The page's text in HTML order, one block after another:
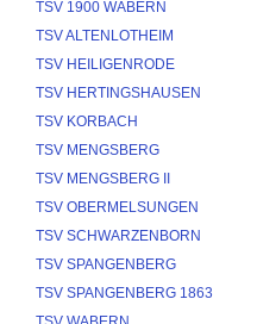
TSV 1900 WABERN
TSV ALTENLOTHEIM
TSV HEILIGENRODE
TSV HERTINGSHAUSEN
TSV KORBACH
TSV MENGSBERG
TSV MENGSBERG II
TSV OBERMELSUNGEN
TSV SCHWARZENBORN
TSV SPANGENBERG
TSV SPANGENBERG 1863